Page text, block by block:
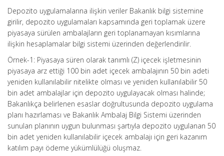
Depozito uygulamalarına ilişkin veriler Bakanlık bilgi sistemine
girilir, depozito uygulamaları kapsamında geri toplamak üzere
piyasaya sürülen ambalajların geri toplanamayan kısımlarına
ilişkin hesaplamalar bilgi sistemi üzerinden değerlendirilir.
Örnek-1: Piyasaya süren olarak tanımlı (Z) içecek işletmesinin
piyasaya arz ettiği 100 bin adet içecek ambalajının 50 bin adeti
yeniden kullanılabilir nitelikte olması ve yeniden kullanılabilir 50
bin adet ambalajlar için depozito uygulayacak olması halinde;
Bakanlıkça belirlenen esaslar doğrultusunda depozito uygulama
planı hazırlaması ve Bakanlık Ambalaj Bilgi Sistemi üzerinden
sunulan planının uygun bulunması şartıyla depozito uygulanan 50
bin adet yeniden kullanılabilir içecek ambalajı için geri kazanım
katılım payı ödeme yükümlülüğü oluşmaz.